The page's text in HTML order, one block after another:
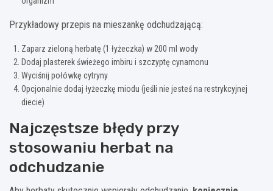
Przykładowy przepis na mieszankę odchudzającą:
Zaparz zieloną herbatę (1 łyżeczka) w 200 ml wody
Dodaj plasterek świeżego imbiru i szczyptę cynamonu
Wyciśnij połówkę cytryny
Opcjonalnie dodaj łyżeczkę miodu (jeśli nie jesteś na restrykcyjnej
diecie)
Najczęstsze błędy przy
stosowaniu herbat na
odchudzanie